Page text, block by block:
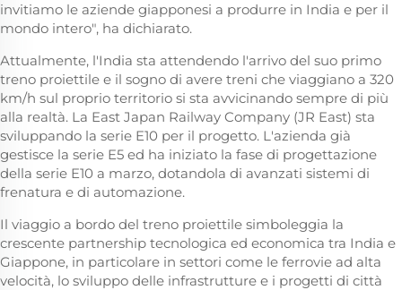
invitiamo le aziende giapponesi a produrre in India e per il
mondo intero", ha dichiarato.
Attualmente, l'India sta attendendo l'arrivo del suo primo
treno proiettile e il sogno di avere treni che viaggiano a 320
km/h sul proprio territorio si sta avvicinando sempre di più
alla realtà. La East Japan Railway Company (JR East) sta
sviluppando la serie E10 per il progetto. L'azienda già
gestisce la serie E5 ed ha iniziato la fase di progettazione
della serie E10 a marzo, dotandola di avanzati sistemi di
frenatura e di automazione.
Il viaggio a bordo del treno proiettile simboleggia la
crescente partnership tecnologica ed economica tra India e
Giappone, in particolare in settori come le ferrovie ad alta
velocità, lo sviluppo delle infrastrutture e i progetti di città